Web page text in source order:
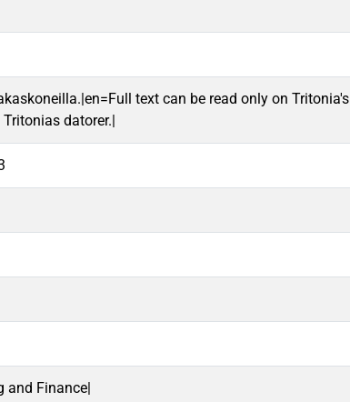
text can be read only on Tritonia's
datorer.|
and Finance|